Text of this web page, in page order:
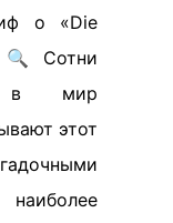
о «Die
🔍 Сотни
в мир
этот